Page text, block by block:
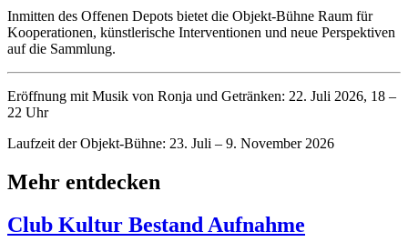
Inmitten des Offenen Depots bietet die Objekt-Bühne Raum für
Kooperationen, künstlerische Interventionen und neue Perspektiven
auf die Sammlung.
Eröffnung mit Musik von Ronja und Getränken: 22. Juli 2026, 18 –
22 Uhr
Laufzeit der Objekt-Bühne: 23. Juli – 9. November 2026
Mehr entdecken
Club Kultur Bestand Aufnahme